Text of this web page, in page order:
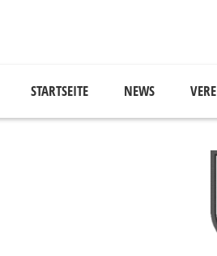
STARTSEITE NEWS